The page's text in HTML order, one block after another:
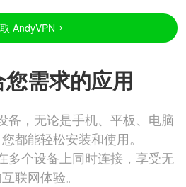
AndyVPN
需求的应用
备，无论是手机、平板、电脑
都能轻松安装和使用。
多个设备上同时连接，享受无
联网体验。